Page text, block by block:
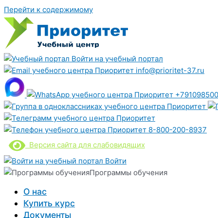
Перейти к содержимому
Войти на учебный портал
info@prioritet-37.ru
8-800-200-8937
Версия сайта для слабовидящих
Войти
Программы обучения
О нас
Купить курс
Документы